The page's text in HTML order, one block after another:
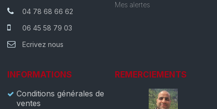
04 78 68 66 62
06 45 58 79 03
Ecrivez nous
Mes alertes
INFORMATIONS
Conditions générales de
ventes
REMERCIEMENTS